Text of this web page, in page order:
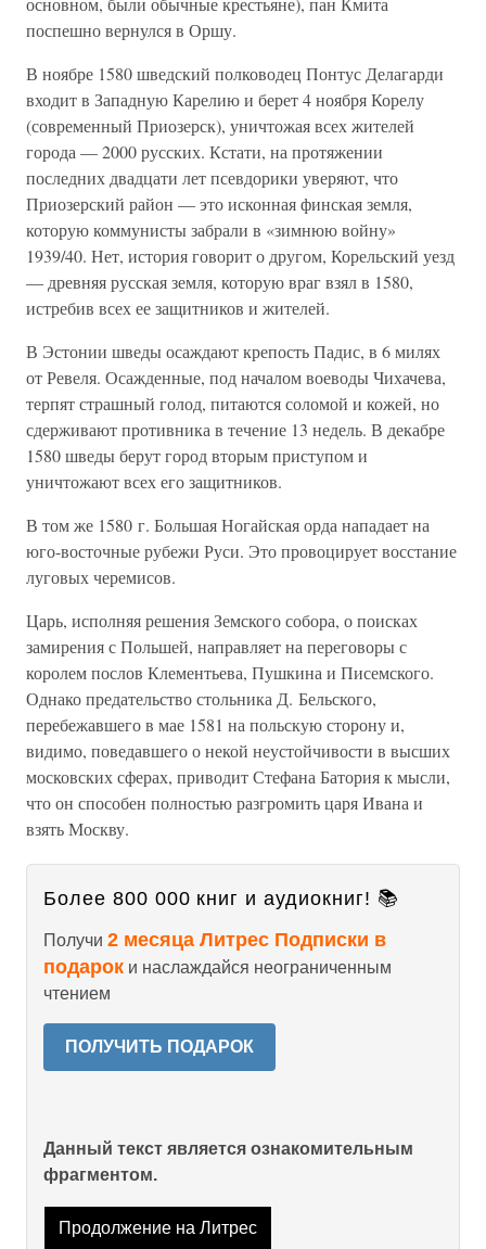
поспешно вернулся в Оршу.
В ноябре 1580 шведский полководец Понтус Делагарди
входит в Западную Карелию и берет 4 ноября Корелу
(современный Приозерск), уничтожая всех жителей
города — 2000 русских. Кстати, на протяжении
последних двадцати лет псевдорики уверяют, что
Приозерский район — это исконная финская земля,
которую коммунисты забрали в «зимнюю войну»
1939/40. Нет, история говорит о другом, Корельский уезд
— древняя русская земля, которую враг взял в 1580,
истребив всех ее защитников и жителей.
В Эстонии шведы осаждают крепость Падис, в 6 милях
от Ревеля. Осажденные, под началом воеводы Чихачева,
терпят страшный голод, питаются соломой и кожей, но
сдерживают противника в течение 13 недель. В декабре
1580 шведы берут город вторым приступом и
уничтожают всех его защитников.
В том же 1580 г. Большая Ногайская орда нападает на
юго-восточные рубежи Руси. Это провоцирует восстание
луговых черемисов.
Царь, исполняя решения Земского собора, о поисках
замирения с Польшей, направляет на переговоры с
королем послов Клементьева, Пушкина и Писемского.
Однако предательство стольника Д. Бельского,
перебежавшего в мае 1581 на польскую сторону и,
видимо, поведавшего о некой неустойчивости в высших
московских сферах, приводит Стефана Батория к мысли,
что он способен полностью разгромить царя Ивана и
взять Москву.
Более 800 000 книг и аудиокниг! 📚
Получи 2 месяца Литрес Подписки в
подарок и наслаждайся неограниченным
чтением
ПОЛУЧИТЬ ПОДАРОК
Данный текст является ознакомительным
фрагментом.
Продолжение на Литрес